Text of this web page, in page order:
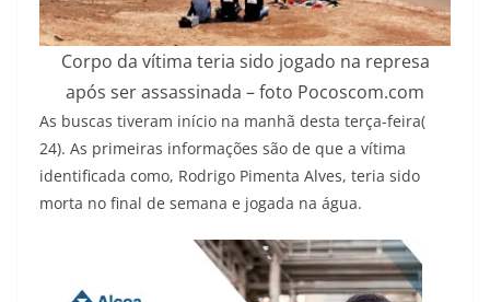
Corpo da vítima teria sido jogado na represa
após ser assassinada – foto Pocoscom.com
As buscas tiveram início na manhã desta terça-feira(
24). As primeiras informações são de que a vítima
identificada como, Rodrigo Pimenta Alves, teria sido
morta no final de semana e jogada na água.